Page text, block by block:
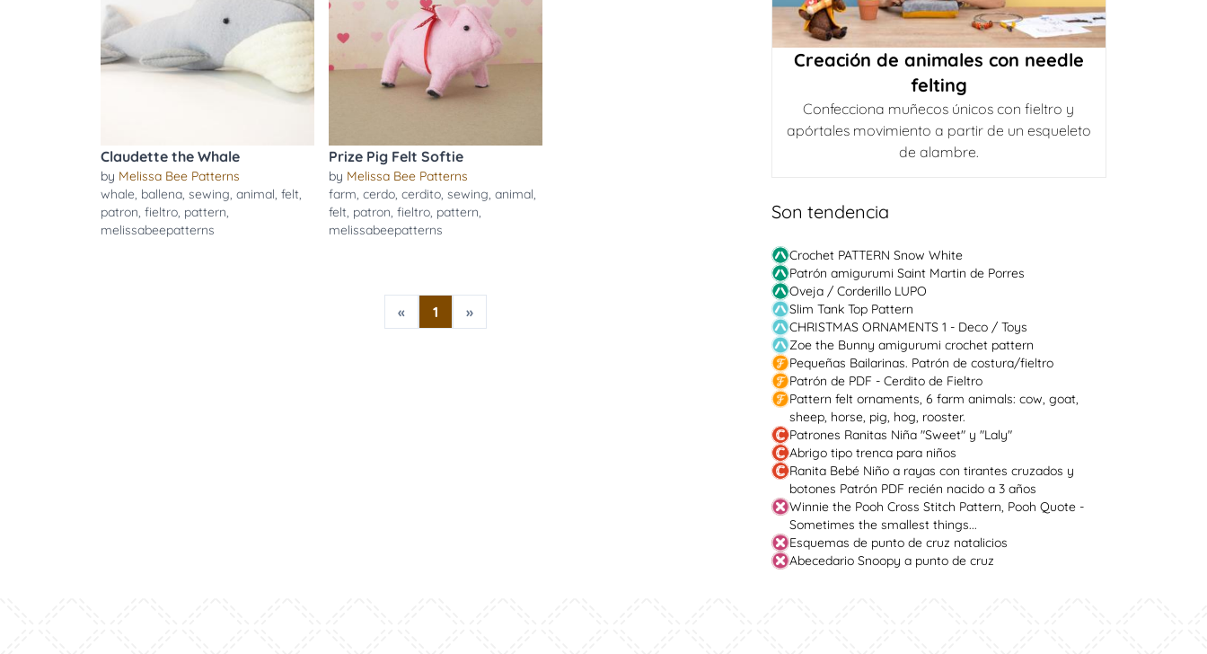
Claudette the Whale
by Melissa Bee Patterns
whale, ballena, sewing, animal, felt,
patron, fieltro, pattern,
melissabeepatterns
Prize Pig Felt Softie
by Melissa Bee Patterns
farm,cerdo,cerdito,sewing,animal,
felt, patron,fieltro, pattern,
melissabeepatterns
« 1 »
Creación de animales con needle
felting
Confecciona muñecos únicos con fieltro y
apórtales movimiento a partir de un esqueleto
de alambre.
Son tendencia
Crochet PATTERN Snow White
Patrón amigurumi Saint Martin de Porres
Oveja / Corderillo LUPO
Slim Tank Top Pattern
CHRISTMAS ORNAMENTS 1 - Deco / Toys
Zoe the Bunny amigurumi crochet pattern
Pequeñas Bailarinas. Patrón de costura/fieltro
Patrón de PDF - Cerdito de Fieltro
Pattern felt ornaments, 6 farm animals: cow, goat,
sheep, horse, pig, hog, rooster.
Patrones Ranitas Niña "Sweet" y "Laly"
Abrigo tipo trenca para niños
Ranita Bebé Niño a rayas con tirantes cruzados y
botones Patrón PDF recién nacido a 3 años
Winnie the Pooh Cross Stitch Pattern, Pooh Quote -
Sometimes the smallest things...
Esquemas de punto de cruz natalicios
Abecedario Snoopy a punto de cruz